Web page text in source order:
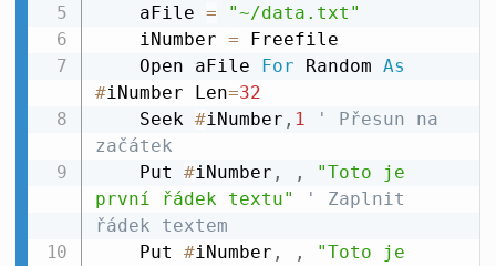
    aFile
=
"~/data.txt"
    iNumber
= Freefile
    Open aFile
For Random As
#iNumber Len=32
    Seek
#iNumber , 1
' Přesun na
začátek
    Put
#iNumber , ,
"Toto je
první řádek textu"
' Zaplnit
řádek textem
    Put
#iNumber , ,
"Toto je